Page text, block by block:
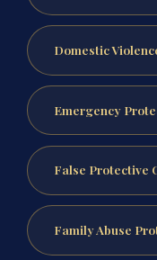
Domestic
Emergency
False Protective
Family Abuse